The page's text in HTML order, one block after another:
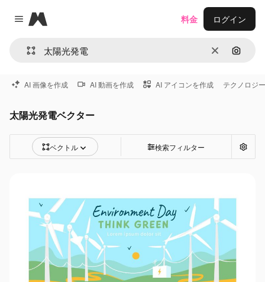
Close menu
Magnific
消去 画像で
料金 ログイン
AI 画像を作成 AI 動画を作成 AI アイコンを作成 テクノロジー
太陽光発電ベクター
ベクトル 検索フィルター